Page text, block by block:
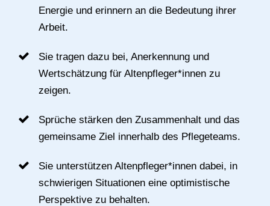
Energie und erinnern an die Bedeutung ihrer
Arbeit.
Sie tragen dazu bei, Anerkennung und
Wertschätzung für Altenpfleger*innen zu
zeigen.
Sprüche stärken den Zusammenhalt und das
gemeinsame Ziel innerhalb des Pflegeteams.
Sie unterstützen Altenpfleger*innen dabei, in
schwierigen Situationen eine optimistische
Perspektive zu behalten.